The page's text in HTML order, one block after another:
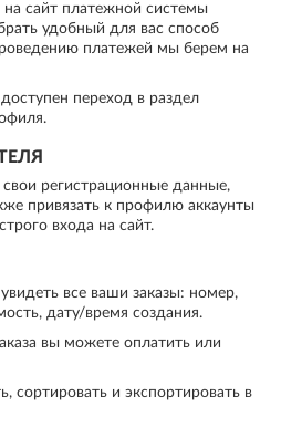
сайт платежной системы
удобный для вас способ
платежей мы берем на
переход в раздел
регистрационные данные,
привязать к профилю аккаунты
входа на сайт.
все ваши заказы: номер,
дату/время создания.
вы можете оплатить или
сортировать и экспортировать в